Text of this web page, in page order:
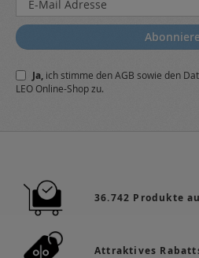
Sie
sich
für
Newsletter
a:
Ja, ich stimme denAGB sowie den
LEO Online-Shop zu.
36.742 Produkte
Attraktives